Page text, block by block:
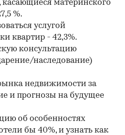
материнского
%.
услугой
квартир - 42,3%.
консультацию
наследование)
недвижимости за
и прогнозы на будущее
об особенностях
бы 40%, и узнать как